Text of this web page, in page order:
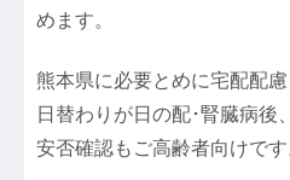
めます。
熊本県に必要とめに宅配配
日替わりが日の配･腎臓病後
安否確認もご高齢者向けです